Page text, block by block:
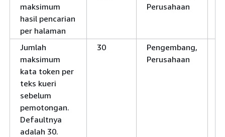
maksimum
hasil pencarian
per halaman
Perusahaan
Jumlah
maksimum
kata token per
teks kueri
sebelum
pemotongan.
Defaultnya
adalah 30.
30
Pengembang,
Perusahaan